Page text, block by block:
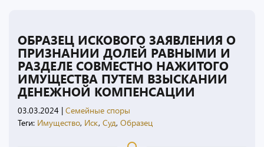
ОБРАЗЕЦ ИСКОВОГО ЗАЯВЛЕНИЯ О
ПРИЗНАНИИ ДОЛЕЙ РАВНЫМИ И
РАЗДЕЛЕ СОВМЕСТНО НАЖИТОГО
ИМУЩЕСТВА ПУТЕМ ВЗЫСКАНИИ
ДЕНЕЖНОЙ КОМПЕНСАЦИИ
03.03.2024 | Семейные споры
Теги: Имущество, Иск, Суд, Образец